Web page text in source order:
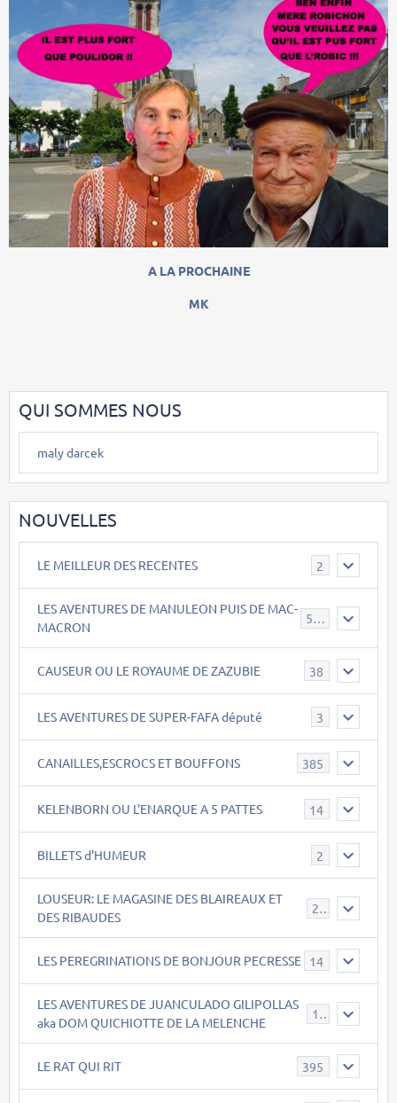
A LA PROCHAINE
MK
QUI SOMMES NOUS
maly darcek
NOUVELLES
LE MEILLEUR DES RECENTES 2
LES AVENTURES DE MANULEON PUIS DE MAC-
MACRON
543
CAUSEUR OU LE ROYAUME DE ZAZUBIE 38
LES AVENTURES DE SUPER-FAFA député 3
CANAILLES,ESCROCS ET BOUFFONS 385
KELENBORN OU L'ENARQUE A 5 PATTES 14
BILLETS d'HUMEUR 2
LOUSEUR: LE MAGASINE DES BLAIREAUX ET
DES RIBAUDES
21
LES PEREGRINATIONS DE BONJOUR PECRESSE 14
LES AVENTURES DE JUANCULADO GILIPOLLAS
aka DOM QUICHIOTTE DE LA MELENCHE
119
LE RAT QUI RIT 395